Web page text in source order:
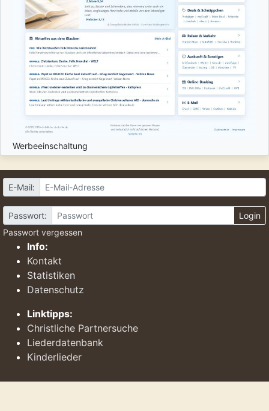
Werbeeinschaltung
E-Mail:
Passwort:
Login
Passwort vergessen
Info:
Kontakt
Statistiken
Datenschutz
Linktipps:
Christliche Partnersuche
Liederdatenbank
Kinderlieder